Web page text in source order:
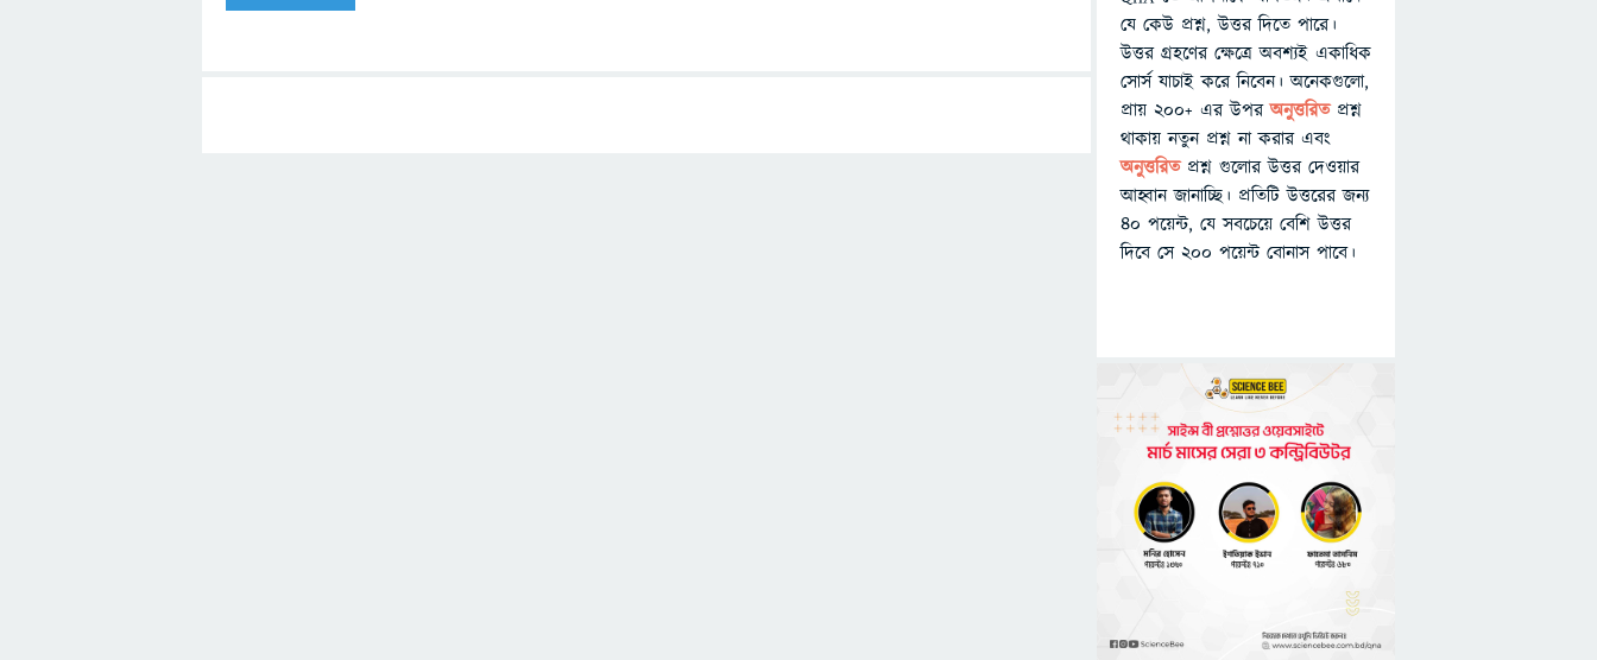
যে কেউ প্রশ্ন, উত্তর দিতে পারে।
উত্তর গ্রহণের ক্ষেত্রে অবশ্যই একাধিক
সোর্স যাচাই করে নিবেন। অনেকগুলো,
প্রায় ২০০+ এর উপরঅনুত্তরিতপ্রশ্ন
থাকায় নতুন প্রশ্ন না করার এবং
অনুত্তরিত প্রশ্ন গুলোর উত্তর দেওয়ার
আহ্বান জানাচ্ছি। প্রতিটি উত্তরের জন্য
৪০ পয়েন্ট, যে সবচেয়ে বেশি উত্তর
দিবে সে ২০০ পয়েন্ট বোনাস পাবে।